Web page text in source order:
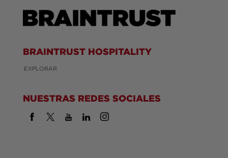
BRAINTRUST HOSPITALITY
EXPLORAR
NUESTRAS REDES SOCIALES